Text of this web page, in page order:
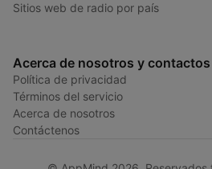
Sitios web de radio por país
Acerca de nosotros y contactos
Política de privacidad
Términos del servicio
Acerca de nosotros
Contáctenos